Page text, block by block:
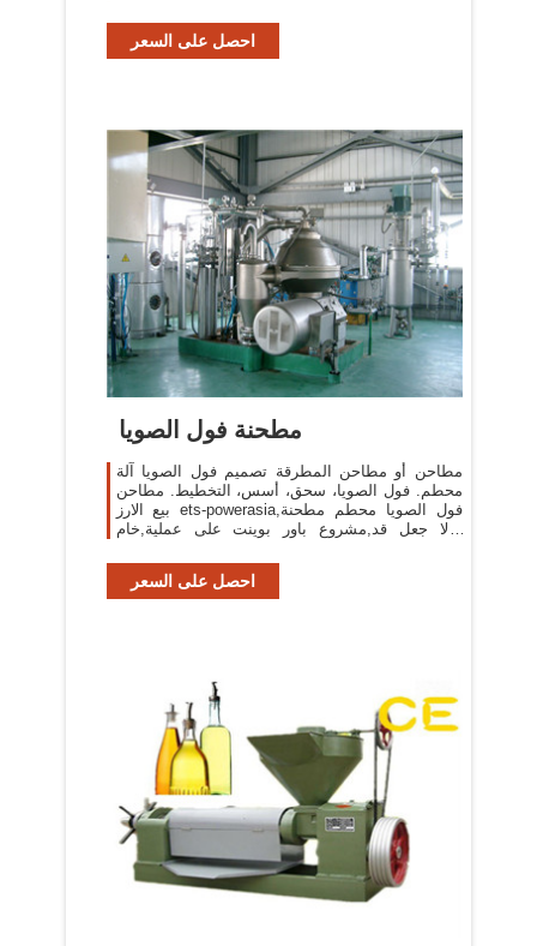
احصل على السعر
مطحنة فول الصويا
مطاحن أو مطاحن المطرقة تصميم فول الصويا آلة
محطم. فول الصويا، سحق، أسس، التخطيط. مطاحن
بيع الارز ets-powerasia,فول الصويا محطم مطحنة
رولا جعل قد,مشروع باور بوينت على عملية,خام
احصل على السعر